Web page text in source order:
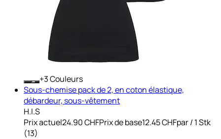
+ Couleurs
Sous-chemise pack de 2, en coton élastique,
débardeur, sous-vêtement
H.I.S
Prix actuel24.90 CHFPrix de base12.45 CHFpar/ 1 Stk
(13)